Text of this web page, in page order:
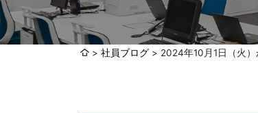
会社概要
ランディングページ制作
Web分析・改善・コンサルティング
インターネット広告代行
社員ブログ 2024年10月1日（火